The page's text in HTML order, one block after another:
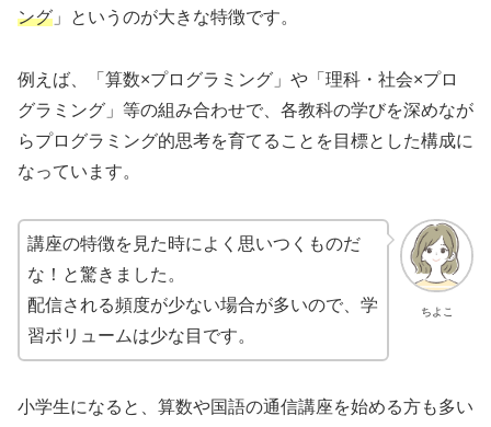
ング 」というのが大きな特徴です。
例えば、「算数×プログラミング」や「理科・社会×プロ
グラミング」等の組み合わせで、各教科の学びを深めなが
らプログラミング的思考を育てることを目標とした構成に
なっています。
ちよこ
講座の特徴を見た時によく思いつくものだ
な！と驚きました。
配信される頻度が少ない場合が多いので、学
習ボリュームは少な目です。
小学生になると、算数や国語の通信講座を始める方も多い